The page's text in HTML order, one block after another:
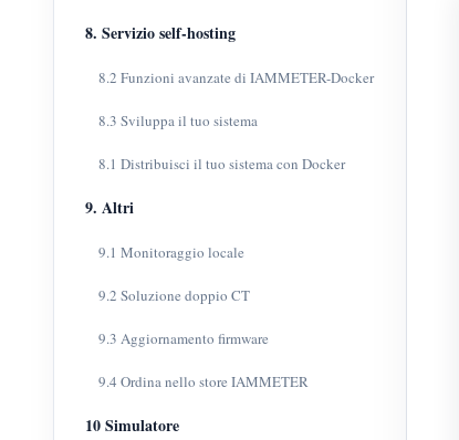
8. Servizio self-hosting
8.2 Funzioni avanzate di IAMMETER-Docker
8.3 Sviluppa il tuo sistema
8.1 Distribuisci il tuo sistema con Docker
9. Altri
9.1 Monitoraggio locale
9.2 Soluzione doppio CT
9.3 Aggiornamento firmware
9.4 Ordina nello store IAMMETER
10 Simulatore